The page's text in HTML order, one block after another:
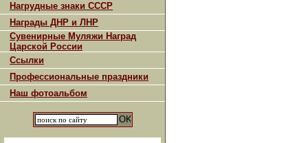
Нагрудные знаки СССР
Награды ДНР и ЛНР
Сувенирные Муляжи Наград
Царской России
Ссылки
Профессиональные праздники
Наш фотоальбом